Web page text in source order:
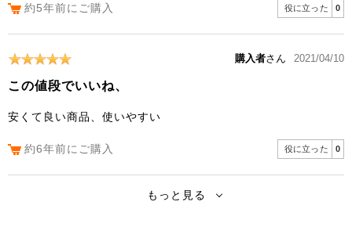
約5年前にご購入 役に立った 0
購入者さん 2021/04/10
この値段でいいね、
安くて良い商品、使いやすい
約6年前にご購入 役に立った 0
もっと見る